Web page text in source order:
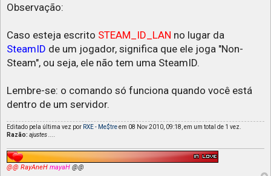
Observação:
Caso esteja escrito STEAM_ID_LAN no lugar da
SteamID de um jogador, significa que ele joga "Non-
Steam", ou seja, ele não tem uma SteamID.
Lembre-se: o comando só funciona quando você está
dentro de um servidor.
Editado pela última vez por RXE - Me$treem 08 Nov 2010, 09:18, em um total de 1 vez.
Razão: ajustes ....
@@ RayAneH mayaH @@